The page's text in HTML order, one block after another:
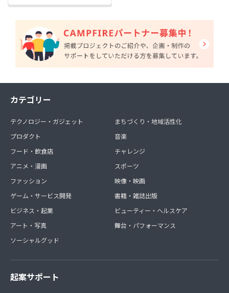
カテゴリー
テクノロジー・ガジェット
プロダクト
フード・飲食店
アニメ・漫画
ファッション
ゲーム・サービス開発
ビジネス・起業
アート・写真
ソーシャルグッド
まちづくり・地域活性化
音楽
チャレンジ
スポーツ
映像・映画
書籍・雑誌出版
ビューティー・ヘルスケア
舞台・パフォーマンス
起案サポート